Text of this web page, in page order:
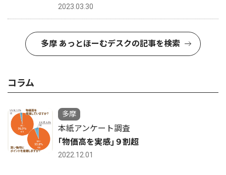
2023.03.30
多摩 あっとほーむデスクの記事を検索
コラム
多摩
本紙アンケート調査
｢物価高を実感｣９割超
2022.12.01